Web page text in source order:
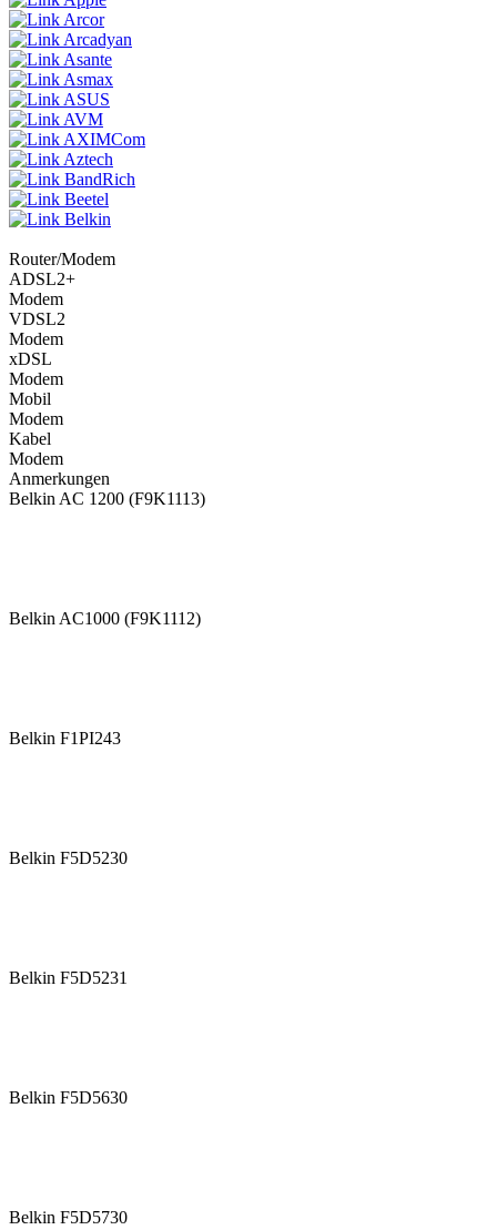
Arcor
Arcadyan
Asante
Asmax
ASUS
AVM
AXIMCom
Aztech
BandRich
Beetel
Belkin
Router/Modem
ADSL2+
Modem
VDSL2
Modem
xDSL
Modem
Mobil
Modem
Kabel
Modem
Anmerkungen
Belkin AC 1200 (F9K1113)
Belkin AC1000 (F9K1112)
Belkin F1PI243
Belkin F5D5230
Belkin F5D5231
Belkin F5D5630
Belkin F5D5730